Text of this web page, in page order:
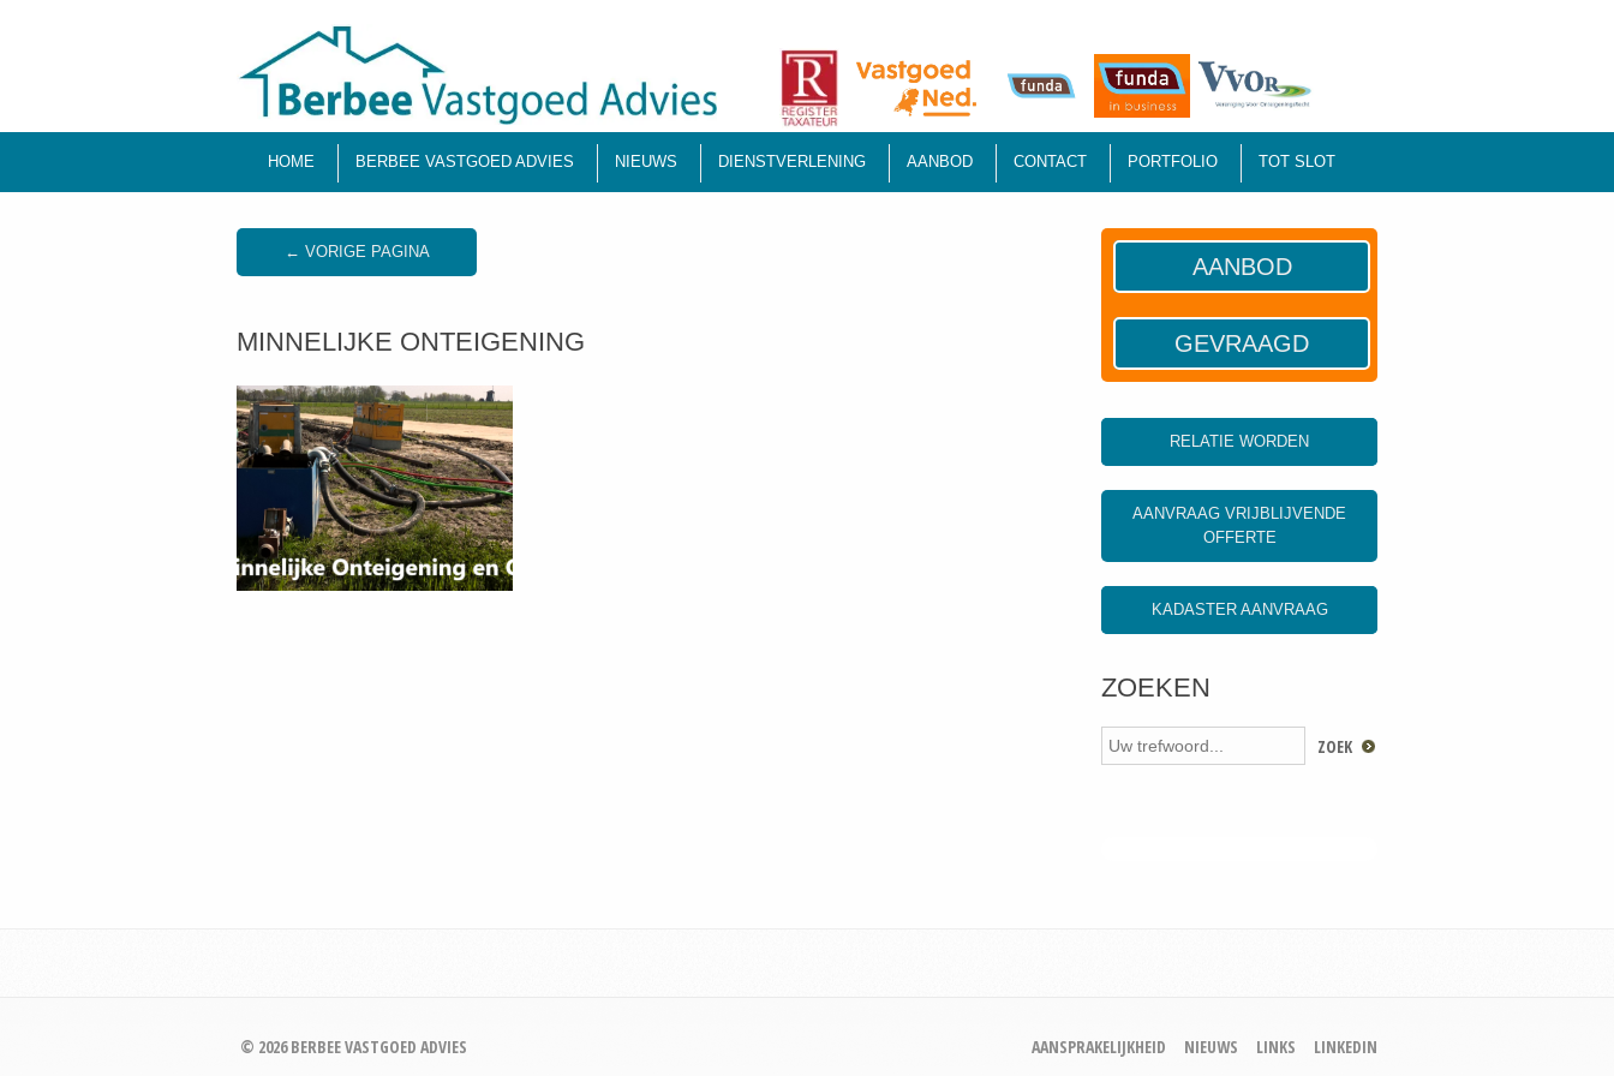
HOME BERBEE VASTGOED ADVIES NIEUWS DIENSTVERLENING AANBOD CONTACT PORTFOLIO TOT SLOT
← VORIGE PAGINA
MINNELIJKE ONTEIGENING
AANBOD
GEVRAAGD
RELATIE WORDEN
AANVRAAG VRIJBLIJVENDE
OFFERTE
KADASTER AANVRAAG
ZOEKEN
AANSPRAKELIJKHEID NIEUWS LINKS LINKEDIN
© 2026 BERBEE VASTGOED ADVIES